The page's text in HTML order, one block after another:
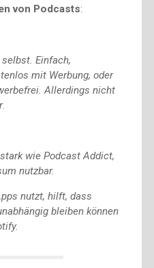
von Podcasts:
Einfach,
mit Werbung, oder
Allerdings nicht
.
wie Podcast Addict,
nutzbar.
nutzt, hilft, dass
bleiben können